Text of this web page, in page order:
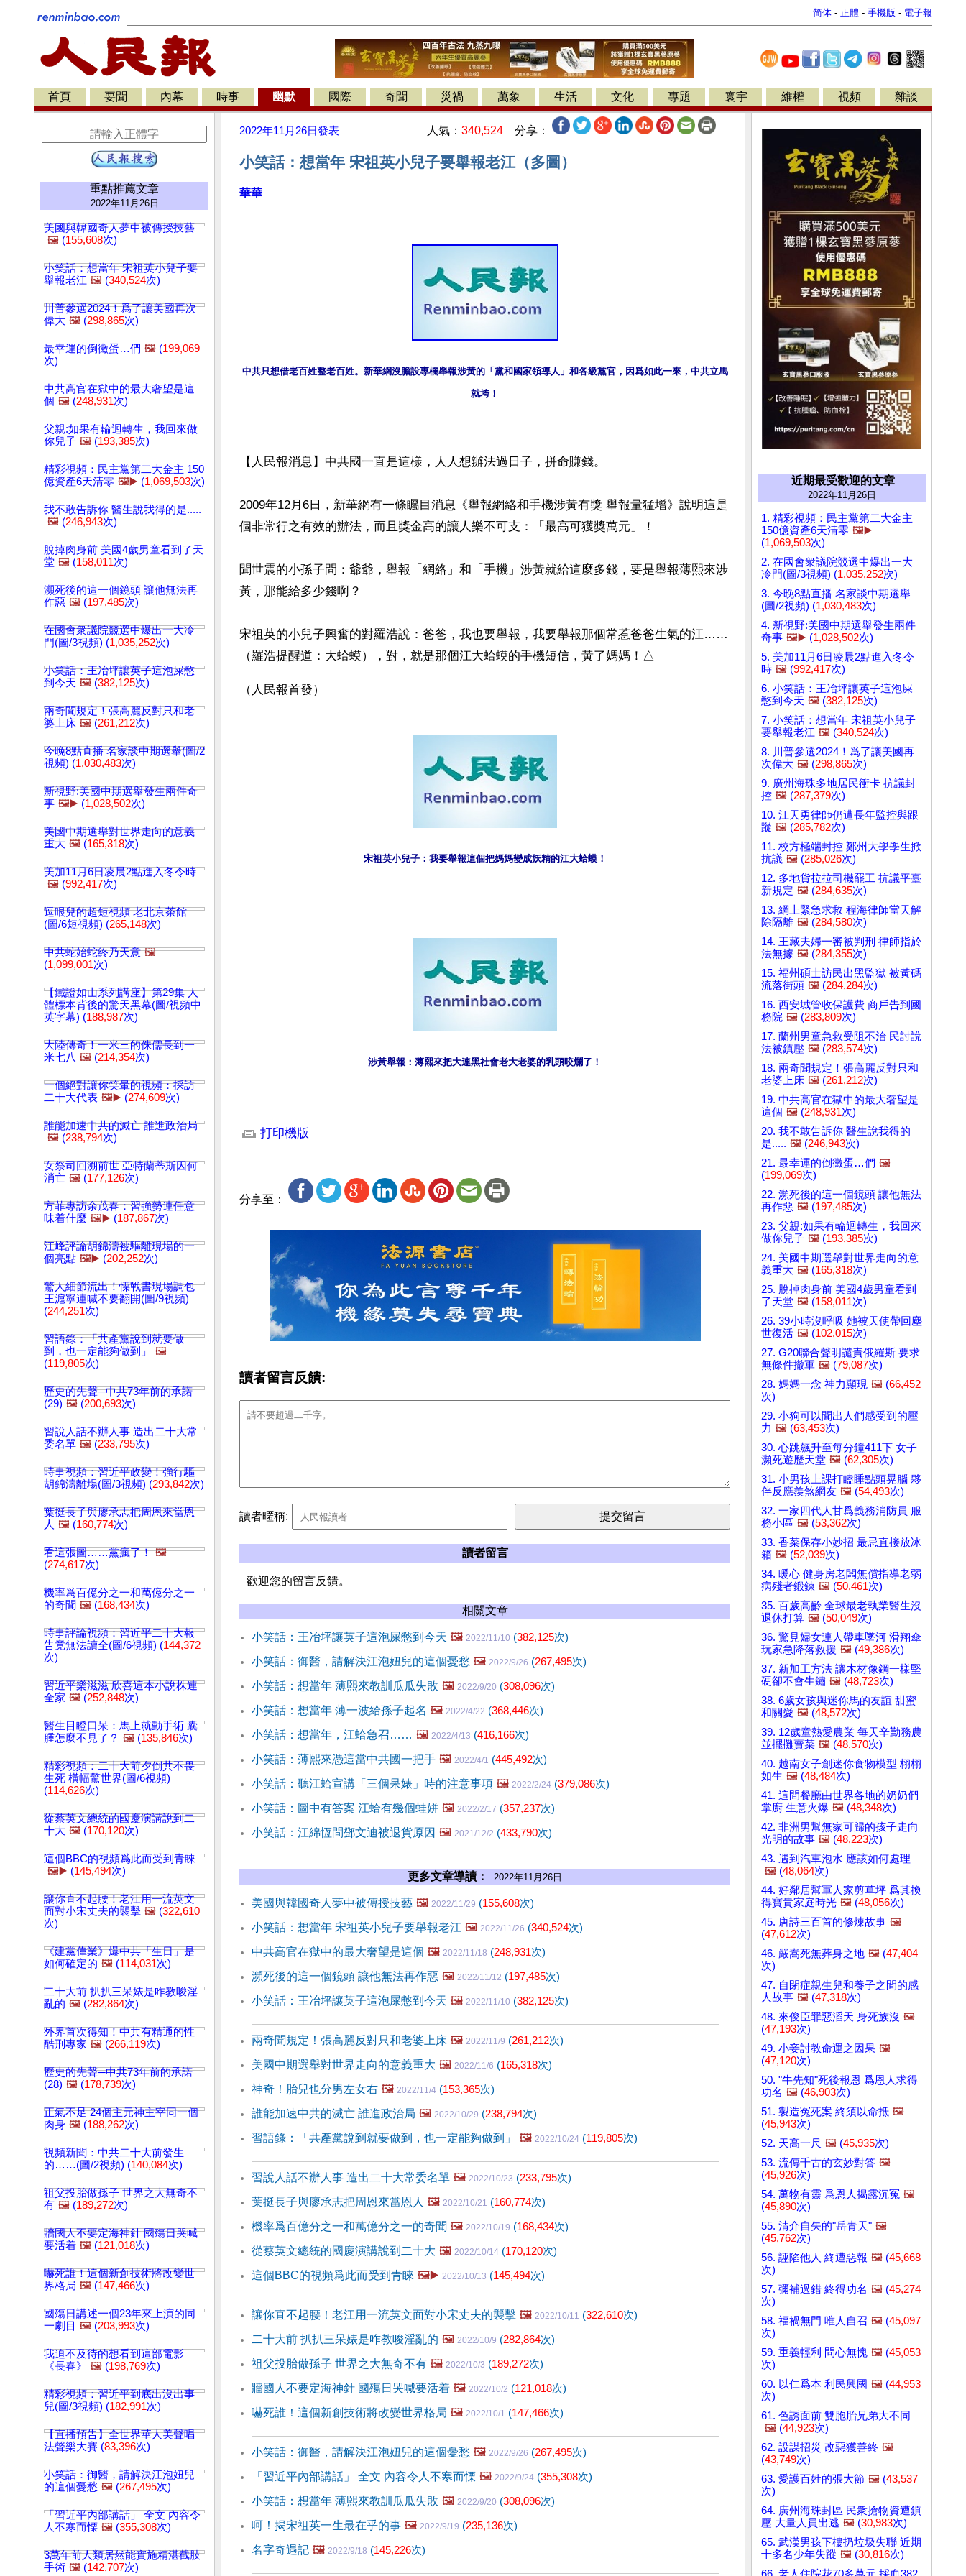
简体 - 正體 - 手機版 - 電子報
首頁 要聞 內幕 時事 幽默 國際 奇聞 災禍 萬象 生活 文化 專題 寰宇 維權 視頻 雜談
重點推薦文章
2022年11月26日
美國與韓國奇人夢中被傳授技藝
🖼️ (155,608次)
小笑話：想當年 宋祖英小兒子要
舉報老江 🖼️ (340,524次)
川普參選2024！爲了讓美國再次
偉大 🖼️ (298,865次)
最幸運的倒黴蛋…們 🖼️ (199,069
次)
中共高官在獄中的最大奢望是這
個 🖼️ (248,931次)
父親:如果有輪迴轉生，我回來做
你兒子 🖼️ (193,385次)
精彩視頻：民主黨第二大金主 150
億資產6天清零 🖼️▶️ (1,069,503次)
我不敢告訴你 醫生說我得的是.....
🖼️ (246,943次)
脫掉肉身前 美國4歲男童看到了天
堂 🖼️ (158,011次)
瀕死後的這一個鏡頭 讓他無法再
作惡 🖼️ (197,485次)
在國會衆議院競選中爆出一大冷
門(圖/3視頻) (1,035,252次)
小笑話：王冶坪讓英子這泡屎憋
到今天 🖼️ (382,125次)
兩奇聞規定！張高麗反對只和老
婆上床 🖼️ (261,212次)
今晚8點直播 名家談中期選舉(圖/2
視頻) (1,030,483次)
新視野:美國中期選舉發生兩件奇
事 🖼️▶️ (1,028,502次)
美國中期選舉對世界走向的意義
重大 🖼️ (165,318次)
美加11月6日凌晨2點進入冬令時
🖼️ (992,417次)
逗哏兒的超短視頻 老北京茶館
(圖/6短視頻) (265,148次)
中共蛇始蛇終乃天意 🖼️
(1,099,001次)
【鐵證如山系列講座】第29集 人
體標本背後的驚天黑幕(圖/視頻中
英字幕) (188,987次)
大陸傳奇！一米三的侏儒長到一
米七八 🖼️ (214,354次)
一個絕對讓你笑暈的視頻：採訪
二十大代表 🖼️▶️ (274,609次)
誰能加速中共的滅亡 誰進政治局
🖼️ (238,794次)
女祭司回溯前世 亞特蘭蒂斯因何
消亡 🖼️ (177,126次)
方菲專訪余茂春：習強勢連任意
味着什麼 🖼️▶️ (187,867次)
江峰評論胡錦濤被驅離現場的一
個亮點 🖼️▶️ (202,252次)
驚人細節流出！慄戰書現場調包
王滬寧連喊不要翻開(圖/9視頻)
(244,251次)
習語錄：「共產黨說到就要做
到，也一定能夠做到」
🖼️
(119,805次)
歷史的先聲─中共73年前的承諾
(29) 🖼️ (200,693次)
習說人話不辦人事 造出二十大常
委名單 🖼️ (233,795次)
時事視頻：習近平政變！強行驅
胡錦濤離場(圖/3視頻) (293,842次)
葉挺長子與廖承志把周恩來當恩
人 🖼️ (160,774次)
看這張圖……黨瘋了！ 🖼️
(274,617次)
機率爲百億分之一和萬億分之一
的奇聞 🖼️ (168,434次)
時事評論視頻：習近平二十大報
告竟無法讀全(圖/6視頻) (144,372
次)
習近平樂滋滋 欣喜這本小說株連
全家 🖼️ (252,848次)
醫生目瞪口呆：馬上就動手術 囊
腫怎麼不見了？ 🖼️ (135,846次)
精彩視頻：二十大前夕倒共不畏
生死 橫幅驚世界(圖/6視頻)
(114,626次)
從蔡英文總統的國慶演講說到二
十大 🖼️ (170,120次)
這個BBC的視頻爲此而受到青睞
🖼️▶️ (145,494次)
讓你直不起腰！老江用一流英文
面對小宋丈夫的襲擊 🖼️ (322,610
次)
《建黨偉業》爆中共「生日」是
如何確定的 🖼️ (114,031次)
二十大前 扒扒三呆婊是咋教唆淫
亂的 🖼️ (282,864次)
外界首次得知！中共有精通的性
酷刑專家 🖼️ (266,119次)
歷史的先聲─中共73年前的承諾
(28) 🖼️ (178,739次)
正氣不足 24個主元神主宰同一個
肉身 🖼️ (188,262次)
視頻新聞：中共二十大前發生
的……(圖/2視頻) (140,084次)
祖父投胎做孫子 世界之大無奇不
有 🖼️ (189,272次)
牆國人不要定海神針 國殤日哭喊
要活着 🖼️ (121,018次)
嚇死誰！這個新創技術將改變世
界格局 🖼️ (147,466次)
國殤日講述一個23年來上演的同
一劇目 🖼️ (203,993次)
我迫不及待的想看到這部電影
《長春》
🖼️ (198,769次)
精彩視頻：習近平到底出沒出事
兒(圖/3視頻) (182,991次)
【直播預告】全世界華人美聲唱
法聲樂大賽 (83,396次)
小笑話：御醫，請解決江泡妞兒
的這個憂愁 🖼️ (267,495次)
「習近平內部講話」 全文 內容令
人不寒而慄 🖼️ (355,308次)
3萬年前人類居然能實施精湛截肢
手術 🖼️ (142,707次)
2022年11月26日發表 人氣： 340,524 分享：
小笑話：想當年 宋祖英小兒子要舉報老江（多圖）
華華
中共只想借老百姓整老百姓。新華網沒膽設專欄舉報涉黃的「黨和國家領導人」和各級黨官，因爲如此一來，中共立馬
就垮！
【人民報消息】中共國一直是這樣，人人想辦法過日子，拼命賺錢。
2009年12月6日，新華網有一條矚目消息《舉報網絡和手機涉黃有獎 舉報量猛增》說明這是
個非常行之有效的辦法，而且獎金高的讓人樂不可支：「最高可獲獎萬元」！
聞世震的小孫子問：爺爺，舉報「網絡」和「手機」涉黃就給這麼多錢，要是舉報薄熙來涉
黃，那能給多少錢啊？
宋祖英的小兒子興奮的對羅浩說：爸爸，我也要舉報，我要舉報那個常惹爸爸生氣的江……
（羅浩提醒道：大蛤蟆），對，就是那個江大蛤蟆的手機短信，黃了媽媽！△
（人民報首發）
宋祖英小兒子：我要舉報這個把媽媽變成妖精的江大蛤蟆！
涉黃舉報：薄熙來把大連黑社會老大老婆的乳頭咬爛了！
打印機版
分享至：
讀者留言反饋:
讀者暱稱:
讀者留言
歡迎您的留言反饋。
相關文章
小笑話：王冶坪讓英子這泡屎憋到今天 🖼️ 2022/11/10 (382,125次)
小笑話：御醫，請解決江泡妞兒的這個憂愁 🖼️ 2022/9/26 (267,495次)
小笑話：想當年 薄熙來教訓瓜瓜失敗 🖼️ 2022/9/20 (308,096次)
小笑話：想當年 薄一波給孫子起名 🖼️ 2022/4/22 (368,446次)
小笑話：想當年，江蛤急召…… 🖼️ 2022/4/13 (416,166次)
小笑話：薄熙來憑這當中共國一把手 🖼️ 2022/4/1 (445,492次)
小笑話：聽江蛤宣講「三個呆婊」時的注意事項 🖼️ 2022/2/24 (379,086次)
小笑話：圖中有答案 江蛤有幾個蛙姘 🖼️ 2022/2/17 (357,237次)
小笑話：江綿恆問鄧文迪被退貨原因 🖼️ 2021/12/2 (433,790次)
更多文章導讀： 2022年11月26日
美國與韓國奇人夢中被傳授技藝 🖼️ 2022/11/29 (155,608次)
小笑話：想當年 宋祖英小兒子要舉報老江 🖼️ 2022/11/26 (340,524次)
中共高官在獄中的最大奢望是這個 🖼️ 2022/11/18 (248,931次)
瀕死後的這一個鏡頭 讓他無法再作惡 🖼️ 2022/11/12 (197,485次)
小笑話：王冶坪讓英子這泡屎憋到今天 🖼️ 2022/11/10 (382,125次)
兩奇聞規定！張高麗反對只和老婆上床 🖼️ 2022/11/9 (261,212次)
美國中期選舉對世界走向的意義重大 🖼️ 2022/11/6 (165,318次)
神奇！胎兒也分男左女右 🖼️ 2022/11/4 (153,365次)
誰能加速中共的滅亡 誰進政治局 🖼️ 2022/10/29 (238,794次)
習語錄：「共產黨說到就要做到，也一定能夠做到」
🖼️ 2022/10/24 (119,805次)
習說人話不辦人事 造出二十大常委名單 🖼️ 2022/10/23 (233,795次)
葉挺長子與廖承志把周恩來當恩人 🖼️ 2022/10/21 (160,774次)
機率爲百億分之一和萬億分之一的奇聞 🖼️ 2022/10/19 (168,434次)
從蔡英文總統的國慶演講說到二十大 🖼️ 2022/10/14 (170,120次)
這個BBC的視頻爲此而受到青睞 🖼️▶️ 2022/10/13 (145,494次)
讓你直不起腰！老江用一流英文面對小宋丈夫的襲擊 🖼️ 2022/10/11 (322,610次)
二十大前 扒扒三呆婊是咋教唆淫亂的 🖼️ 2022/10/9 (282,864次)
祖父投胎做孫子 世界之大無奇不有 🖼️ 2022/10/3 (189,272次)
牆國人不要定海神針 國殤日哭喊要活着 🖼️ 2022/10/2 (121,018次)
嚇死誰！這個新創技術將改變世界格局 🖼️ 2022/10/1 (147,466次)
小笑話：御醫，請解決江泡妞兒的這個憂愁 🖼️ 2022/9/26 (267,495次)
「習近平內部講話」 全文 內容令人不寒而慄 🖼️ 2022/9/24 (355,308次)
小笑話：想當年 薄熙來教訓瓜瓜失敗 🖼️ 2022/9/20 (308,096次)
呵！揭宋祖英一生最在乎的事 🖼️ 2022/9/19 (235,136次)
名字奇遇記 🖼️ 2022/9/18 (145,226次)
近期最受歡迎的文章
2022年11月26日
1. 精彩視頻：民主黨第二大金主
150億資產6天清零 🖼️▶️
(1,069,503次)
2. 在國會衆議院競選中爆出一大
冷門(圖/3視頻) (1,035,252次)
3. 今晚8點直播 名家談中期選舉
(圖/2視頻) (1,030,483次)
4. 新視野:美國中期選舉發生兩件
奇事 🖼️▶️ (1,028,502次)
5. 美加11月6日凌晨2點進入冬令
時 🖼️ (992,417次)
6. 小笑話：王冶坪讓英子這泡屎
憋到今天 🖼️ (382,125次)
7. 小笑話：想當年 宋祖英小兒子
要舉報老江 🖼️ (340,524次)
8. 川普參選2024！爲了讓美國再
次偉大 🖼️ (298,865次)
9. 廣州海珠多地居民衝卡 抗議封
控 🖼️ (287,379次)
10. 江天勇律師仍遭長年監控與跟
蹤 🖼️ (285,782次)
11. 校方極端封控 鄭州大學學生掀
抗議 🖼️ (285,026次)
12. 多地貨拉拉司機罷工 抗議平臺
新規定 🖼️ (284,635次)
13. 網上緊急求救 程海律師當天解
除隔離 🖼️ (284,580次)
14. 王藏夫婦一審被判刑 律師指於
法無據 🖼️ (284,355次)
15. 福州碩士訪民出黑監獄 被黃碼
流落街頭 🖼️ (284,284次)
16. 西安城管收保護費 商戶告到國
務院 🖼️ (283,809次)
17. 蘭州男童急救受阻不治 民討說
法被鎮壓 🖼️ (283,574次)
18. 兩奇聞規定！張高麗反對只和
老婆上床 🖼️ (261,212次)
19. 中共高官在獄中的最大奢望是
這個 🖼️ (248,931次)
20. 我不敢告訴你 醫生說我得的
是..... 🖼️ (246,943次)
21. 最幸運的倒黴蛋…們 🖼️
(199,069次)
22. 瀕死後的這一個鏡頭 讓他無法
再作惡 🖼️ (197,485次)
23. 父親:如果有輪迴轉生，我回來
做你兒子 🖼️ (193,385次)
24. 美國中期選舉對世界走向的意
義重大 🖼️ (165,318次)
25. 脫掉肉身前 美國4歲男童看到
了天堂 🖼️ (158,011次)
26. 39小時沒呼吸 她被天使帶回塵
世復活 🖼️ (102,015次)
27. G20聯合聲明譴責俄羅斯 要求
無條件撤軍 🖼️ (79,087次)
28. 媽媽一念 神力顯現 🖼️ (66,452
次)
29. 小狗可以聞出人們感受到的壓
力 🖼️ (63,453次)
30. 心跳飆升至每分鐘411下 女子
瀕死遊歷天堂 🖼️ (62,305次)
31. 小男孩上課打瞌睡點頭晃腦 夥
伴反應羨煞網友 🖼️ (54,493次)
32. 一家四代人甘爲義務消防員 服
務小區 🖼️ (53,362次)
33. 香菜保存小妙招 最忌直接放冰
箱 🖼️ (52,039次)
34. 暖心 健身房老闆無償指導老弱
病殘者鍛鍊 🖼️ (50,461次)
35. 百歲高齡 全球最老執業醫生沒
退休打算 🖼️ (50,049次)
36. 驚見婦女連人帶車墜河 滑翔傘
玩家急降落救援 🖼️ (49,386次)
37. 新加工方法 讓木材像鋼一樣堅
硬卻不會生鏽 🖼️ (48,723次)
38. 6歲女孩與迷你馬的友誼 甜蜜
和關愛 🖼️ (48,572次)
39. 12歲童熱愛農業 每天辛勤務農
並擺攤賣菜 🖼️ (48,570次)
40. 越南女子創迷你食物模型 栩栩
如生 🖼️ (48,484次)
41. 這間餐廳由世界各地的奶奶們
掌廚 生意火爆 🖼️ (48,348次)
42. 非洲男幫無家可歸的孩子走向
光明的故事 🖼️ (48,223次)
43. 遇到汽車泡水 應該如何處理
🖼️ (48,064次)
44. 好鄰居幫軍人家剪草坪 爲其換
得寶貴家庭時光 🖼️ (48,056次)
45. 唐詩三百首的修煉故事 🖼️
(47,612次)
46. 嚴嵩死無葬身之地 🖼️ (47,404
次)
47. 自閉症親生兒和養子之間的感
人故事 🖼️ (47,318次)
48. 來俊臣罪惡滔天 身死族沒 🖼️
(47,193次)
49. 小妾討教命運之因果 🖼️
(47,120次)
50. "牛先知"死後報恩 爲恩人求得
功名 🖼️ (46,903次)
51. 製造冤死案 終須以命抵 🖼️
(45,943次)
52. 天高一尺 🖼️ (45,935次)
53. 流傳千古的玄妙對答 🖼️
(45,926次)
54. 萬物有靈 爲恩人揭露沉冤 🖼️
(45,890次)
55. 清介自矢的"岳青天" 🖼️
(45,762次)
56. 誣陷他人 終遭惡報 🖼️ (45,668
次)
57. 彌補過錯 終得功名 🖼️ (45,274
次)
58. 福禍無門 唯人自召 🖼️ (45,097
次)
59. 重義輕利 問心無愧 🖼️ (45,053
次)
60. 以仁爲本 利民興國 🖼️ (44,953
次)
61. 色誘面前 雙胞胎兄弟大不同
🖼️ (44,923次)
62. 設謀招災 改惡獲善終 🖼️
(43,749次)
63. 愛護百姓的張大節 🖼️ (43,537
次)
64. 廣州海珠封區 民衆搶物資遭鎮
壓 大量人員出逃 🖼️ (30,983次)
65. 武漢男孩下樓扔垃圾失聯 近期
十多名少年失蹤 🖼️ (30,816次)
66. 老人住院花70多萬元 採血382